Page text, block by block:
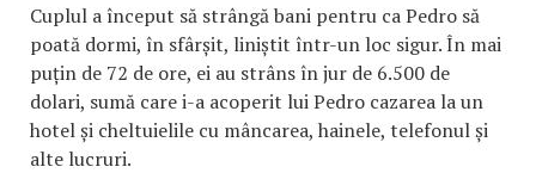
Cuplul a început să strângă bani pentru ca Pedro să
poată dormi, în sfârșit, liniștit într-un loc sigur. În mai
puțin de 72 de ore, ei au strâns în jur de 6.500 de
dolari, sumă care i-a acoperit lui Pedro cazarea la un
hotel și cheltuielile cu mâncarea, hainele, telefonul și
alte lucruri.